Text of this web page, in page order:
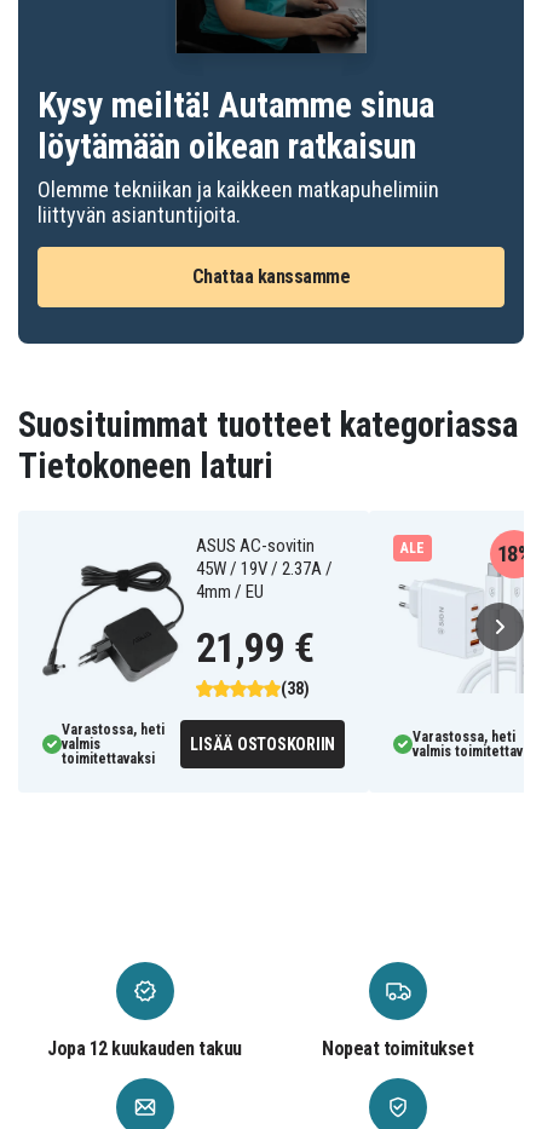
Kysy meiltä! Autamme sinua
löytämään oikean ratkaisun
Olemme tekniikan ja kaikkeen matkapuhelimiin
liittyvän asiantuntijoita.
Chattaa kanssamme
Suosituimmat tuotteet kategoriassa
Tietokoneen laturi
ASUS AC-sovitin
45W / 19V / 2.37A /
4mm / EU
(38)
21,99 €
Varastossa, heti
valmis
toimitettavaksi
LISÄÄ OSTOSKORIIN
ALE 18%
Varastossa, heti
valmis
Jopa 12 kuukauden takuu Nopeat toimitukset